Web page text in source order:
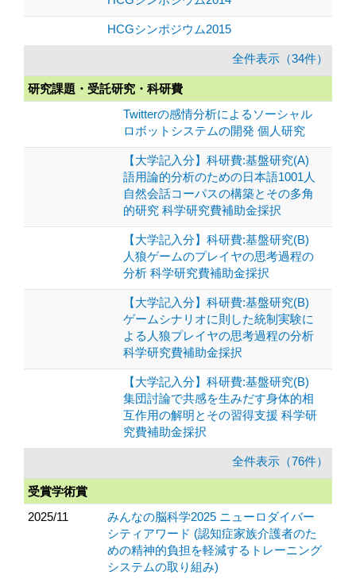
HCGシンポジウム2015
全件表示（34件）
研究課題・受託研究・科研費
Twitterの感情分析によるソーシャル
ロボットシステムの開発 個人研究
【大学記入分】科研費:基盤研究(A)
語用論的分析のための日本語1001人
自然会話コーパスの構築とその多角
的研究 科学研究費補助金採択
【大学記入分】科研費:基盤研究(B)
人狼ゲームのプレイヤの思考過程の
分析 科学研究費補助金採択
【大学記入分】科研費:基盤研究(B)
ゲームシナリオに則した統制実験に
よる人狼プレイヤの思考過程の分析
科学研究費補助金採択
【大学記入分】科研費:基盤研究(B)
集団討論で共感を生みだす身体的相
互作用の解明とその習得支援 科学研
究費補助金採択
全件表示（76件）
受賞学術賞
2025/11
みんなの脳科学2025 ニューロダイバー
シティアワード (認知症家族介護者のた
めの精神的負担を軽減するトレーニング
システムの取り組み)